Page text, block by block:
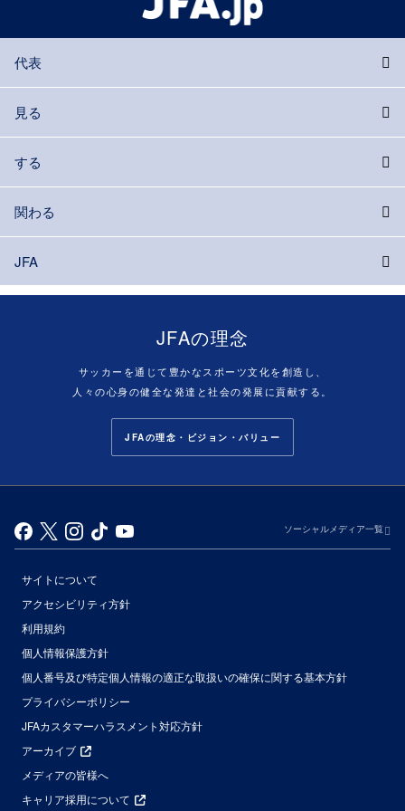
代表
見る
する
関わる
JFA
JFAの理念
サッカーを通じて豊かなスポーツ文化を創造し、
人々の心身の健全な発達と社会の発展に貢献する。
JFAの理念・ビジョン・バリュー
ソーシャルメディア一覧
サイトについて
アクセシビリティ方針
利用規約
個人情報保護方針
個人番号及び特定個人情報の適正な取扱いの確保に関する基本方針
プライバシーポリシー
JFAカスタマーハラスメント対応方針
アーカイブ
メディアの皆様へ
キャリア採用について